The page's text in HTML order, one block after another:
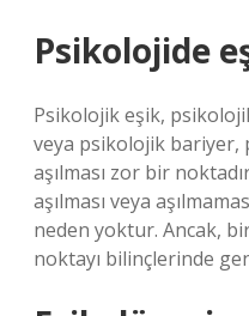
Psikolojide
Psikolojik eşik,
veya psikolojik bariyer,
aşılması zor bir
aşılması veya
neden yoktur. Ancak,
noktayı bilinçlerinde